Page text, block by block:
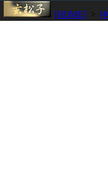
[HOME] [